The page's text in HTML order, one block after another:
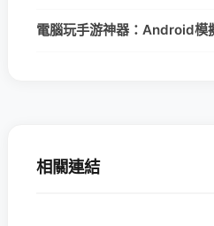
電腦玩手游神器：Android模
相關連結